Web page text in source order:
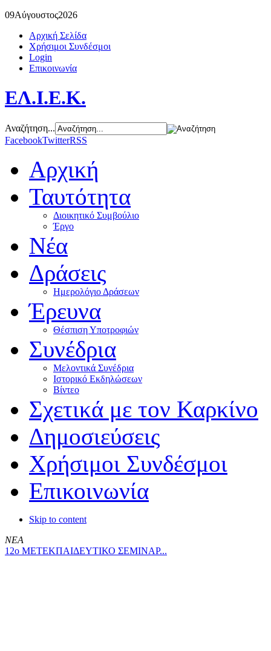
09Αύγουστος2026
Αρχική Σελίδα
Χρήσιμοι Συνδέσμοι
Login
Επικοινωνία
ΕΛ.Ι.Ε.Κ.
Αναζήτηση...
FacebookTwitterRSS
Αρχική
Ταυτότητα
Διοικητικό Συμβούλιο
Έργο
Νέα
Δράσεις
Ημερολόγιο Δράσεων
Έρευνα
Θέσπιση Υποτροφιών
Συνέδρια
Μελοντικά Συνέδρια
Ιστορικό Εκδηλώσεων
Βίντεο
Σχετικά με τον Καρκίνο
Δημοσιεύσεις
Χρήσιμοι Συνδέσμοι
Επικοινωνία
Skip to content
ΝΕΑ
12ο ΜΕΤΕΚΠΑΙΔΕΥΤΙΚΟ ΣΕΜΙΝΑΡ...